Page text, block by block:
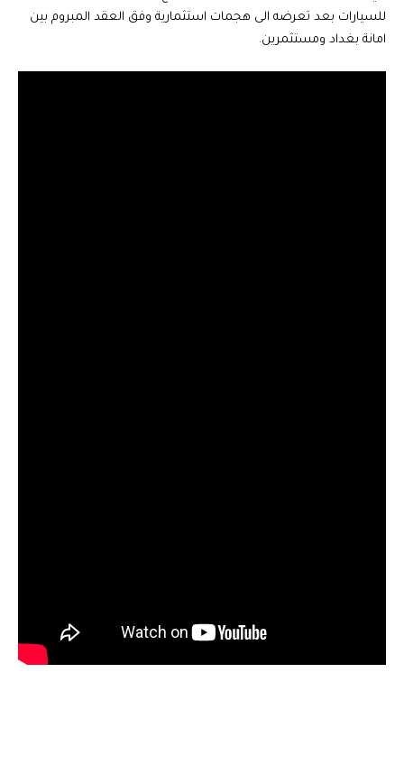
للسيارات بعد تعرضه الى هجمات استثمارية وفق العقد المبروم بين
امانة بغداد ومستثمرين.